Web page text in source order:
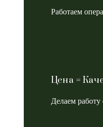
Работаем
Цена =
Делаем